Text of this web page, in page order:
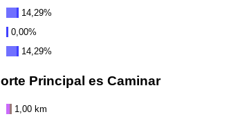
14,29%
0,00%
14,29%
Principal es Caminar
1,00 km